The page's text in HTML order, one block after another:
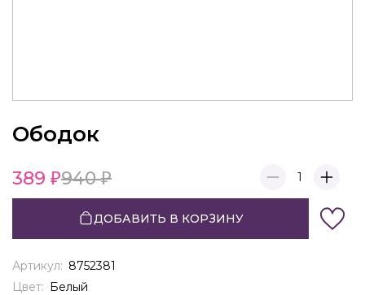
Ободок
389 940 1
ДОБАВИТЬ В КОРЗИНУ
Артикул: 8752381
Цвет: Белый